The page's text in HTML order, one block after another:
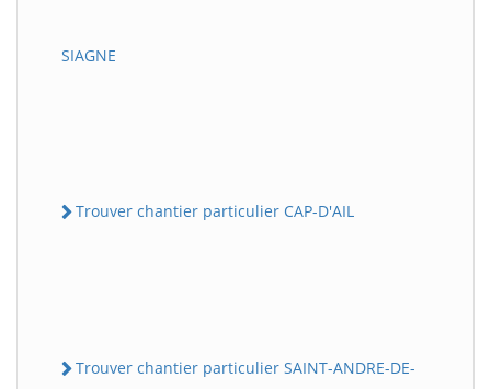
SIAGNE
Trouver chantier particulier CAP-D'AIL
Trouver chantier particulier SAINT-ANDRE-DE-